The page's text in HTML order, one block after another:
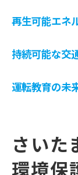
再生可能エネ
持続可能な交
運転教育の未
さいた